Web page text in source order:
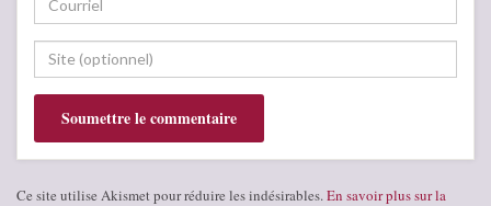
Ce site utilise Akismet pour réduire les indésirables. En savoir plus sur la